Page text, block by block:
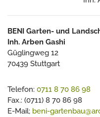
BENI Garten- und
Inh. Arben Gashi
Güglingweg 12
70439 Stuttgart
Telefon: 0711 8 70 86 98
Fax.: (0711) 8 70 86 98
E-Mail; beni-